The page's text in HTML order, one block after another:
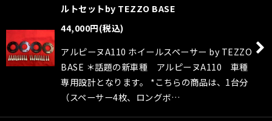
ルトセットby TEZZO BASE
44,000円(税込)
アルピーヌA110 ホイールスペーサー by TEZZO
BASE ＊話題の新車種 アルピーヌA110 車種
専用設計となります。 *こちらの商品は、1台分
（スペーサー4枚、ロングボ…